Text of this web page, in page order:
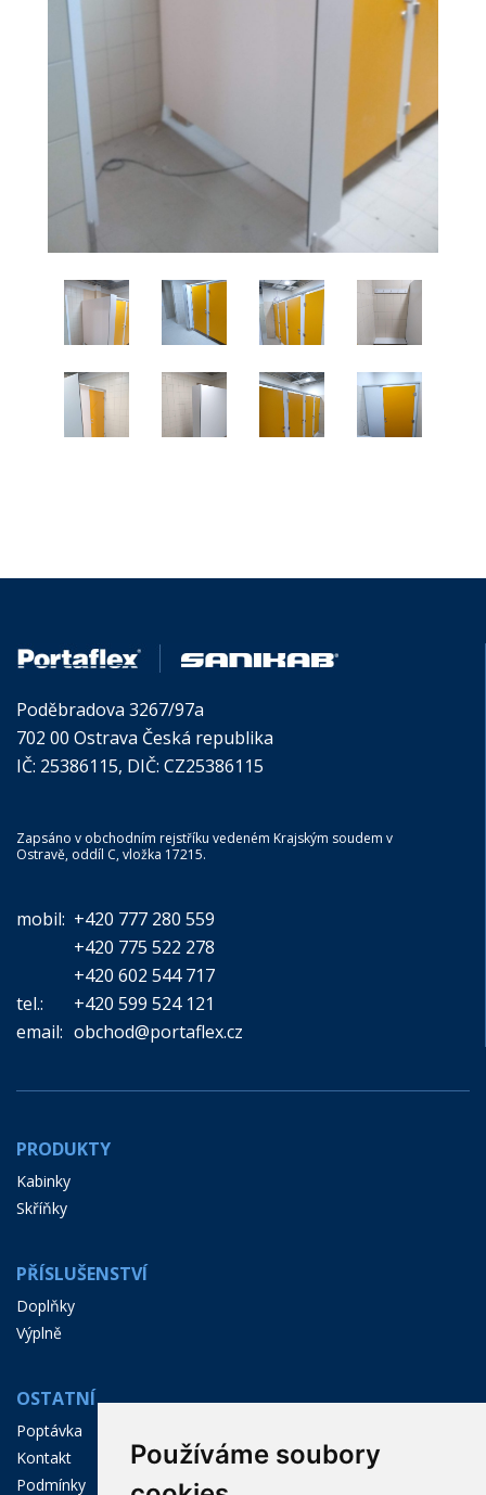
Používáme soubory
Poděbradova 3267/97a
702 00 Ostrava Česká republika
IČ: 25386115, DIČ: CZ25386115
Zapsáno v obchodním rejstříku vedeném Krajským soudem v
Ostravě, oddíl C, vložka 17215.
mobil: +420 777 280 559
+420 775 522 278
+420 602 544 717
tel.:
+420 599 524 121
email: obchod@portaflex.cz
PRODUKTY
Kabinky
Skříňky
PŘÍSLUŠENSTVÍ
Doplňky
Výplně
OSTATNÍ
Poptávka
Kontakt
Podmínky